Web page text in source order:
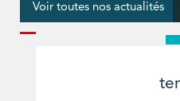
Voir toutes nos actualités